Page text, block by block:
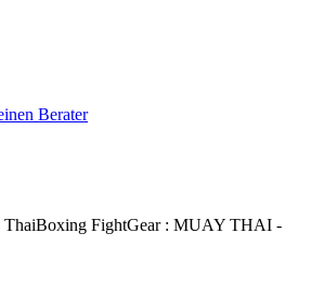
Berater
ThaiBoxing FightGear : MUAY THAI -